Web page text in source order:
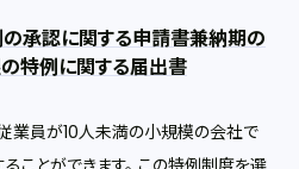
承認に関する申請書兼納期の
特例に関する届出書
業員が10人未満の小規模の会社で